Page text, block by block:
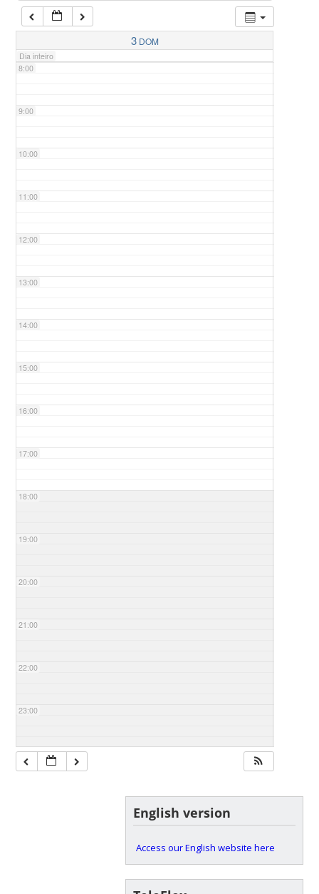
3 DOM
Dia inteiro
7:00
8:00
9:00
10:00
11:00
12:00
13:00
14:00
15:00
16:00
17:00
18:00
19:00
20:00
21:00
22:00
23:00
English version
Access our English website here